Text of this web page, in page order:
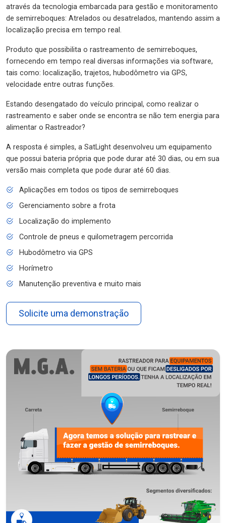
através da tecnologia embarcada para gestão e monitoramento
de semirreboques: Atrelados ou desatrelados, mantendo assim a
localização precisa em tempo real.
Produto que possibilita o rastreamento de semirreboques,
fornecendo em tempo real diversas informações via software,
tais como: localização, trajetos, hubodômetro via GPS,
velocidade entre outras funções.
Estando desengatado do veículo principal, como realizar o
rastreamento e saber onde se encontra se não tem energia para
alimentar o Rastreador?
A resposta é simples, a SatLight desenvolveu um equipamento
que possui bateria própria que pode durar até 30 dias, ou em sua
versão mais completa que pode durar até 60 dias.
Aplicações em todos os tipos de semirreboques
Gerenciamento sobre a frota
Localização do implemento
Controle de pneus e quilometragem percorrida
Hubodômetro via GPS
Horímetro
Manutenção preventiva e muito mais
Solicite uma demonstração